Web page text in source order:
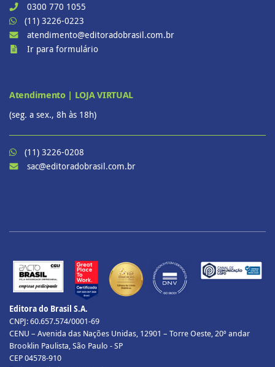
0300 770 1055
(11) 3226-0223
atendimento@editoradobrasil.com.br
Ir para formulário
Atendimento | LOJA VIRTUAL
(seg. a sex., 8h às 18h)
(11) 3226-0208
sac@editoradobrasil.com.br
Editora do Brasil S.A.
CNPJ: 60.657.574/0001-69
CENU – Avenida das Nações Unidas, 12901 – Torre Oeste, 20º andar
Brooklin Paulista, São Paulo - SP
CEP 04578-910